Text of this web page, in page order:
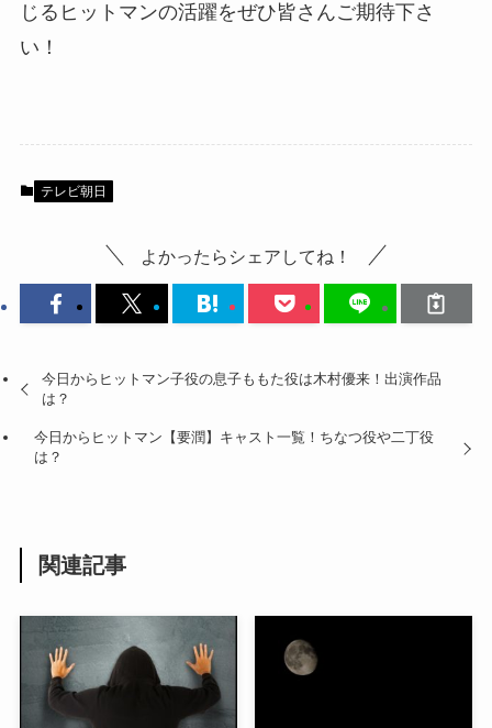
じるヒットマンの活躍をぜひ皆さんご期待下さ
い！
テレビ朝日
よかったらシェアしてね！
今日からヒットマン子役の息子ももた役は木村優来！出演作品
は？
今日からヒットマン【要潤】キャスト一覧！ちなつ役や二丁役
は？
関連記事